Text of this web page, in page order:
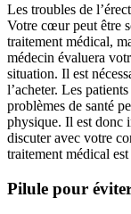
Les troubles de
Votre cœur peut être
traitement médical,
médecin évaluera
situation. Il est
l’acheter. Les
problèmes de santé
physique. Il est donc
discuter avec votre
traitement médical
Pilule pour